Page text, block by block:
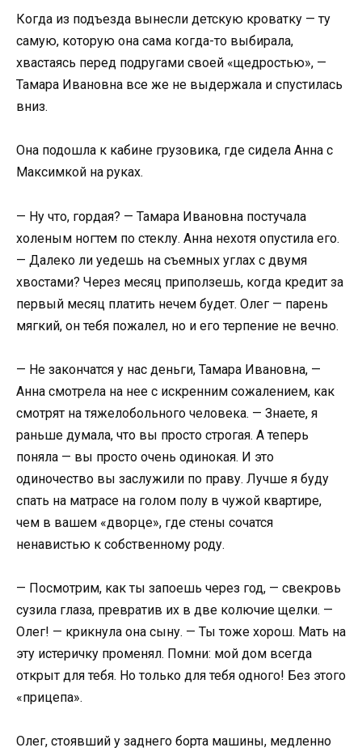
Когда из подъезда вынесли детскую кроватку — ту
самую, которую она сама когда-то выбирала,
хвастаясь перед подругами своей «щедростью», —
Тамара Ивановна все же не выдержала и спустилась
вниз.
Она подошла к кабине грузовика, где сидела Анна с
Максимкой на руках.
— Ну что, гордая? — Тамара Ивановна постучала
холеным ногтем по стеклу. Анна нехотя опустила его.
— Далеко ли уедешь на съемных углах с двумя
хвостами? Через месяц приползешь, когда кредит за
первый месяц платить нечем будет. Олег — парень
мягкий, он тебя пожалел, но и его терпение не вечно.
— Не закончатся у нас деньги, Тамара Ивановна, —
Анна смотрела на нее с искренним сожалением, как
смотрят на тяжелобольного человека. — Знаете, я
раньше думала, что вы просто строгая. А теперь
поняла — вы просто очень одинокая. И это
одиночество вы заслужили по праву. Лучше я буду
спать на матрасе на голом полу в чужой квартире,
чем в вашем «дворце», где стены сочатся
ненавистью к собственному роду.
— Посмотрим, как ты запоешь через год, — свекровь
сузила глаза, превратив их в две колючие щелки. —
Олег! — крикнула она сыну. — Ты тоже хорош. Мать на
эту истеричку променял. Помни: мой дом всегда
открыт для тебя. Но только для тебя одного! Без этого
«прицепа».
Олег, стоявший у заднего борта машины, медленно